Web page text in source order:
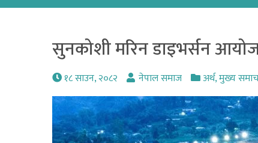
सुनकोशी मरिन डाइभर्सन
१८ साउन, २०८२ नेपाल समाज अर्थ,मुख्य